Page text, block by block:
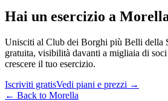
Hai un esercizio a
Unisciti al Club dei Borghi più Belli della
gratuita, visibilità davanti a migliaia di
crescere il tuo esercizio.
Iscriviti gratisVedi piani e prezzi →
← Back to Morella